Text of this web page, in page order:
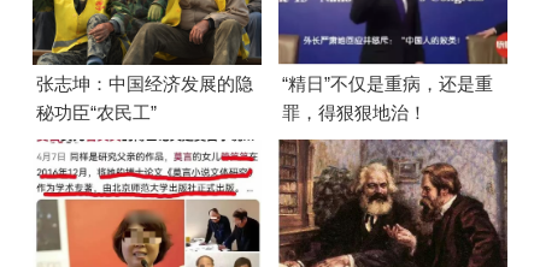
张志坤：中国经济发展的隐
秘功臣“农民工”
“精日”不仅是重病，还是重
罪，得狠狠地治！